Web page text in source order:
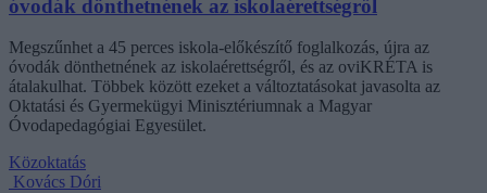
óvodák dönthetnének az iskolaérettségről
Megszűnhet a 45 perces iskola-előkészítő foglalkozás, újra az
óvodák dönthetnének az iskolaérettségről, és az oviKRÉTA is
átalakulhat. Többek között ezeket a változtatásokat javasolta az
Oktatási és Gyermekügyi Minisztériumnak a Magyar
Óvodapedagógiai Egyesület.
Közoktatás
Kovács Dóri